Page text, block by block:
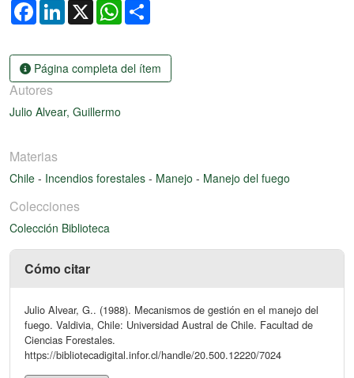
FacebookLinkedIn
X WhatsApp
Página completa del ítem
Autores
Julio Alvear, Guillermo
Materias
Chile - Incendios forestales - Manejo - Manejo del fuego
Colecciones
Colección Biblioteca
Cómo citar
Julio Alvear, G.. (1988). Mecanismos de gestión en el manejo del
fuego. Valdivia, Chile: Universidad Austral de Chile. Facultad de
Ciencias Forestales.
https://bibliotecadigital.infor.cl/handle/20.500.12220/7024